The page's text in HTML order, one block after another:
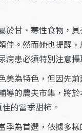
於甘、寒性食物，
佳。然而她也提醒
病患必須特別注意攝
美為特色，但因先
導的農夫市集，將
的當季甜柿。
季為首選，依據多